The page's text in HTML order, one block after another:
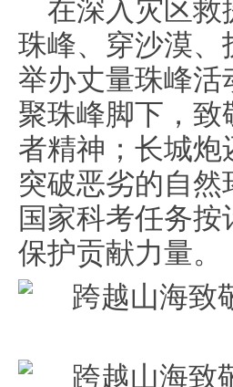
在深入灾区救
珠峰、穿沙漠、
举办丈量珠峰活
聚珠峰脚下，
者精神；长城
突破恶劣的自
国家科考任务
保护贡献力量。